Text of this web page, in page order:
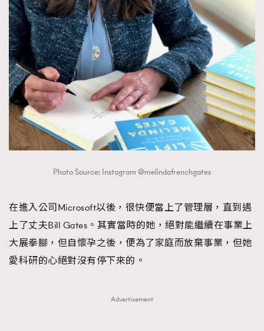
Photo Source: Instagram @melindafrenchgates
在進入公司Microsoft以後，很快便當上了管理層，直到遇
上了丈夫Bill Gates。其實當時的她，絕對能繼續在事業上
大展拳腳，但自懷孕之後，便為了家庭而放棄事業，但她
愛科研的心絕對沒有停下來的。
Advertisement